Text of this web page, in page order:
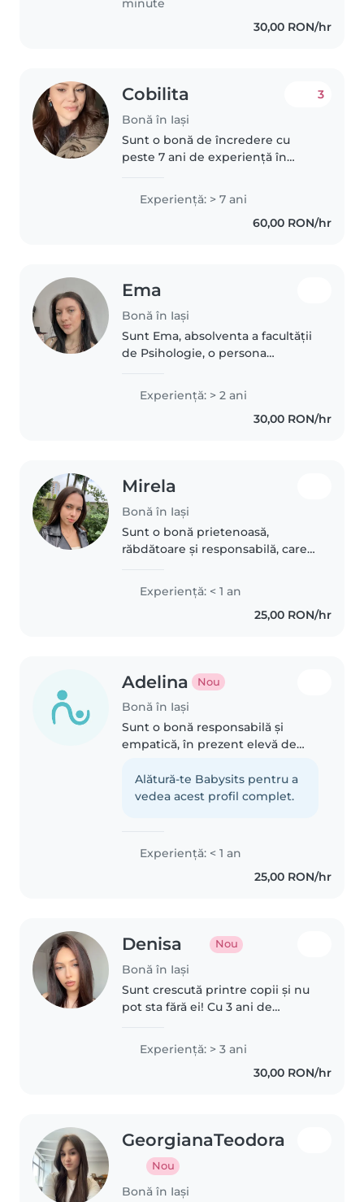
minute
30,00 RON/hr
Cobilita
Bonă în Iași
3
Sunt o bonă de încredere cu
peste 7 ani de experiență în
vârstele, inclusiv a celor cu nevoi
speciale. Sunt o persoană
responsabilă, empatică și calmă,..
Experienţă: > 7 ani
60,00 RON/hr
Ema
Bonă în Iași
Sunt Ema, absolventa a facultății
de Psihologie, o persona
totdeauna am iubit copiii si mi a
fost usor sa ma imprietenesc cu
Experienţă: > 2 ani
30,00 RON/hr
Mirela
Bonă în Iași
Sunt o bonă prietenoasă,
răbdătoare și responsabilă, care
treburi și ajutând copiii cu
temele. Deși nu am multă
Experienţă: < 1 an
25,00 RON/hr
Adelina Nou
Bonă în Iași
Sunt o bonă responsabilă și
empatică, în prezent elevă de
germană. Mă simt bine în
preajma copiilor de orice vârstă
Alătură-te Babysits pentru a
vedea acest profil complet.
Experienţă: < 1 an
25,00 RON/hr
Denisa Nou
Bonă în Iași
Sunt crescută printre copii și nu
pot sta fără ei! Cu 3 ani de
– de la bebeluși la adolescenți –
ador să desenez, citesc povești,
Experienţă: > 3 ani
30,00 RON/hr
GeorgianaTeodora
Nou
Bonă în Iași